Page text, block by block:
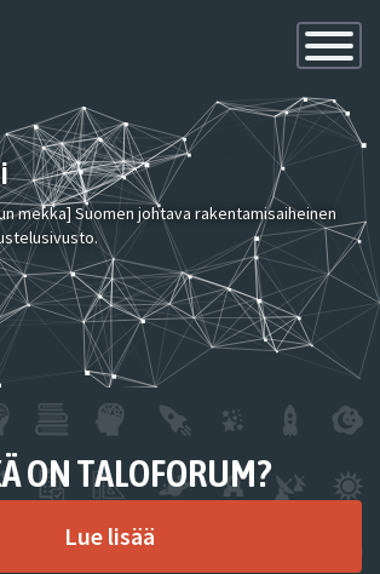
Toggle
mekka] Suomen johtava rakentamisaiheinen
ON TALOFORUM?
Lue lisää